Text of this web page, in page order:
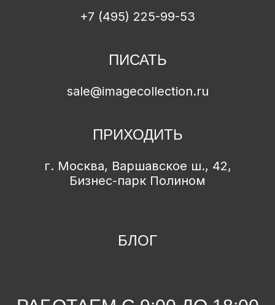
ПОЛУЧИТЬ ТОЧНУЮ
+7 (495) 225-99-53
ПИСАТЬ
sale@imagecollection.ru
ПРИХОДИТЬ
г. Москва, Варшавское ш., 42,
Бизнес-парк Полином
БЛОГ